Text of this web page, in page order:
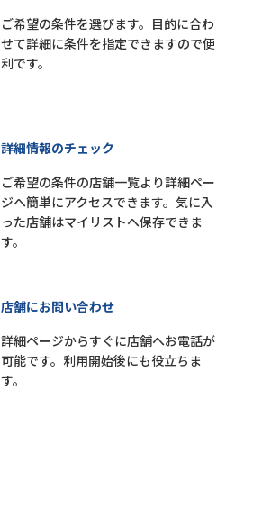
ご希望の条件を選びます。目的に合わ
せて詳細に条件を指定できますので便
利です。
詳細情報のチェック
ご希望の条件の店舗一覧より詳細ペー
ジへ簡単にアクセスできます。気に入
った店舗はマイリストへ保存できま
す。
店舗にお問い合わせ
詳細ページからすぐに店舗へお電話が
可能です。利用開始後にも役立ちま
す。